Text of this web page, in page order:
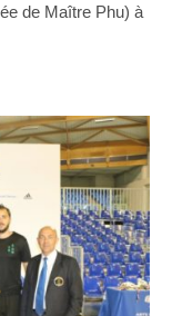
de Maître Phu) à